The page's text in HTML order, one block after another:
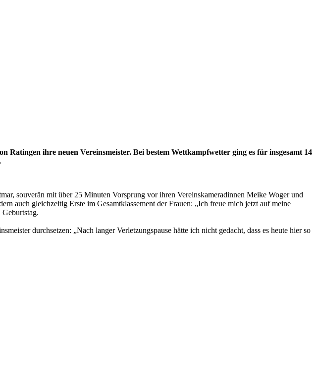
ihre neuen Vereinsmeister. Bei bestem Wettkampfwetter ging es für insgesamt 14
souverän mit über 25 Minuten Vorsprung vor ihren Vereinskameradinnen Meike Woger und
auch gleichzeitig Erste im Gesamtklassement der Frauen: „Ich freue mich jetzt auf meine
durchsetzen: „Nach langer Verletzungspause hätte ich nicht gedacht, dass es heute hier so